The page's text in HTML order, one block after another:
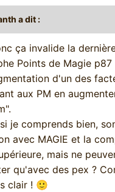
a dit :
ça invalide la
Points de Magie p87
d'un des
aux PM en
je comprends bien,
avec MAGIE et la
mais ne
qu'avec des pex ?
clair ! 🙂